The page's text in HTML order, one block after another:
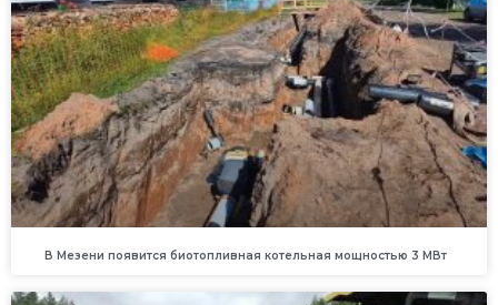
В Мезени появится биотопливная котельная мощностью 3 МВт